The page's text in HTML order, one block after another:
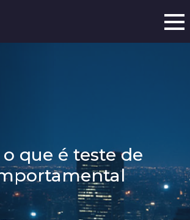
que é teste de